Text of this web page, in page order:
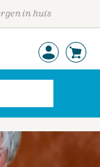
in huis